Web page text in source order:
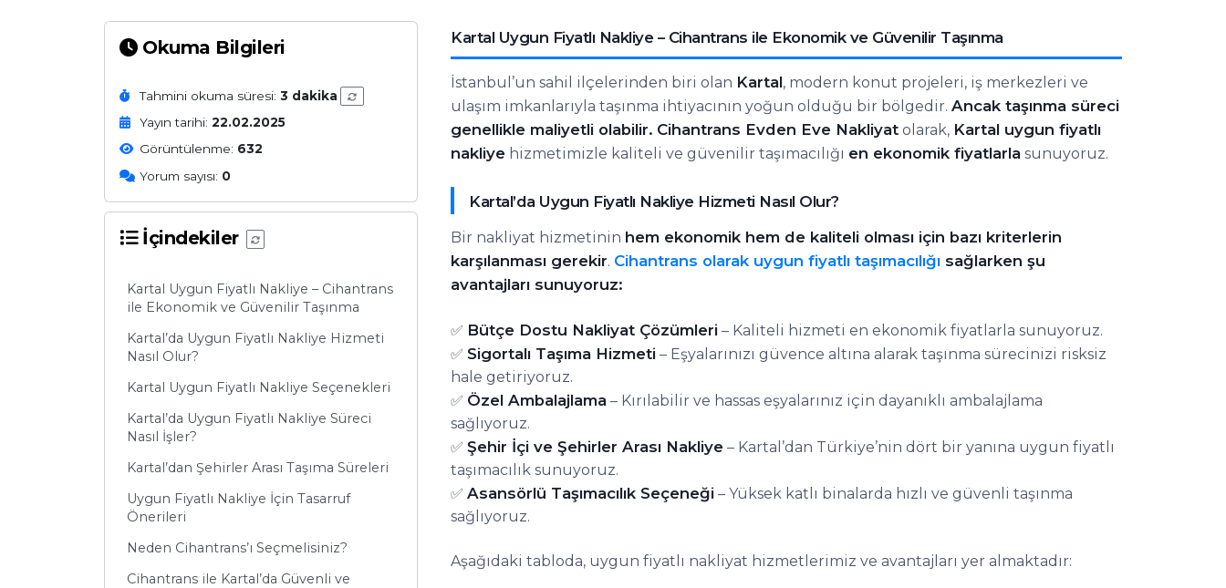
Okuma Bilgileri
Tahmini okuma süresi:3 dakika
Yayın tarihi:22.02.2025
Görüntülenme: 632
Yorum sayısı: 0
İçindekiler
Kartal Uygun Fiyatlı Nakliye – Cihantrans
ile Ekonomik ve Güvenilir Taşınma
Kartal’da Uygun Fiyatlı Nakliye Hizmeti
Nasıl Olur?
Kartal Uygun Fiyatlı Nakliye Seçenekleri
Kartal’da Uygun Fiyatlı Nakliye Süreci
Nasıl İşler?
Kartal’dan Şehirler Arası Taşıma Süreleri
Uygun Fiyatlı Nakliye İçin Tasarruf
Önerileri
Neden Cihantrans’ı Seçmelisiniz?
Cihantrans ile Kartal’da Güvenli ve
Kartal Uygun Fiyatlı Nakliye – Cihantrans ile Ekonomik ve Güvenilir Taşınma
İstanbul’un sahil ilçelerinden biri olan Kartal, modern konut projeleri, iş merkezleri ve
ulaşım imkanlarıyla taşınma ihtiyacının yoğun olduğu bir bölgedir. Ancak taşınma süreci
genellikle maliyetli olabilir. Cihantrans Evden Eve Nakliyat olarak, Kartal uygun fiyatlı
nakliye hizmetimizle kaliteli ve güvenilir taşımacılığı en ekonomik fiyatlarla sunuyoruz.
Kartal’da Uygun Fiyatlı Nakliye Hizmeti Nasıl Olur?
Bir nakliyat hizmetinin hem ekonomik hem de kaliteli olması için bazı kriterlerin
karşılanması gerekir. Cihantrans olarak uygun fiyatlı taşımacılığı sağlarken şu
avantajları sunuyoruz:
✅ Bütçe Dostu Nakliyat Çözümleri – Kaliteli hizmeti en ekonomik fiyatlarla sunuyoruz.
✅ Sigortalı Taşıma Hizmeti – Eşyalarınızı güvence altına alarak taşınma sürecinizi risksiz
hale getiriyoruz.
✅ Özel Ambalajlama – Kırılabilir ve hassas eşyalarınız için dayanıklı ambalajlama
sağlıyoruz.
✅ Şehir İçi ve Şehirler Arası Nakliye – Kartal’dan Türkiye’nin dört bir yanına uygun fiyatlı
taşımacılık sunuyoruz.
✅ Asansörlü Taşımacılık Seçeneği – Yüksek katlı binalarda hızlı ve güvenli taşınma
sağlıyoruz.
Aşağıdaki tabloda, uygun fiyatlı nakliyat hizmetlerimiz ve avantajları yer almaktadır: